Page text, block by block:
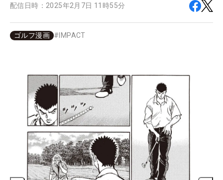
配信日時： 2025年2月7日 11時55分
ゴルフ漫画 # IMPACT